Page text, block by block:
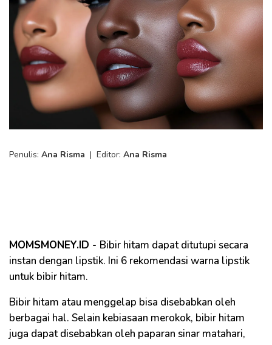
Penulis: Ana Risma | Editor: Ana Risma
MOMSMONEY.ID - Bibir hitam dapat ditutupi secara
instan dengan lipstik. Ini 6 rekomendasi warna lipstik
untuk bibir hitam.
Bibir hitam atau menggelap bisa disebabkan oleh
berbagai hal. Selain kebiasaan merokok, bibir hitam
juga dapat disebabkan oleh paparan sinar matahari,